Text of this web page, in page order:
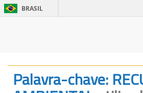
BRASIL
Palavra-chave: